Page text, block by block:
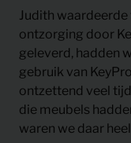
Judith
ontzorging door
geleverd, hadden
gebruik van
ontzettend veel
die meubels
waren we daar